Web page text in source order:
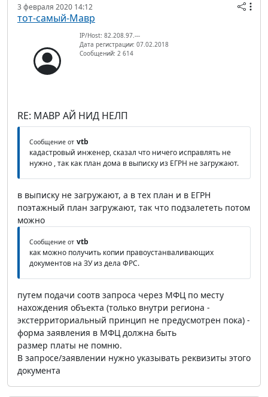
3 февраля 2020 14:12
тот-самый-Мавр
IP/Host: 82.208.97.---
Дата регистрации: 07.02.2018
Сообщений: 2 614
RE: МАВР АЙ НИД НЕЛП
Сообщение от vtb
кадастровый инженер, сказал что ничего исправлять не
нужно , так как план дома в выписку из ЕГРН не загружают.
в выписку не загружают, а в тех план и в ЕГРН
поэтажный план загружают, так что подзалететь потом
можно
Сообщение от vtb
как можно получить копии правоустанваливающих
документов на ЗУ из дела ФРС.
путем подачи соотв запроса через МФЦ по месту
нахождения объекта (только внутри региона -
экстерриториальный принцип не предусмотрен пока) -
форма заявления в МФЦ должна быть
размер платы не помню.
В запросе/заявлении нужно указывать реквизиты этого
документа